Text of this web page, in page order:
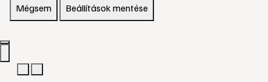
Mégsem Beállítások mentése